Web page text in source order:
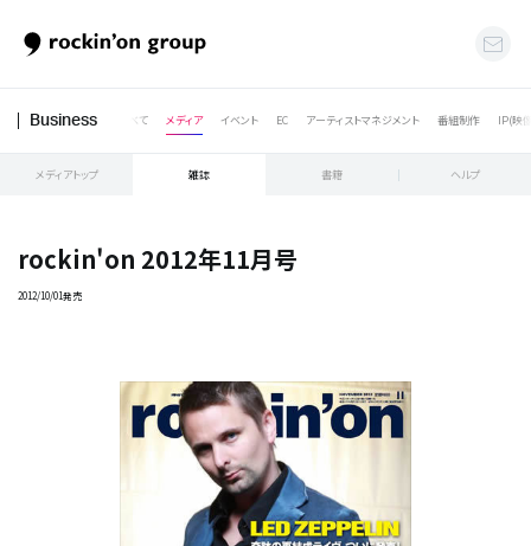
Business すべて メディア イベント EC アーティストマネジメント 番組制作 IP(映
メディアトップ 雑誌 書籍 ヘルプ
rockin'on 2012年11月号
2012/10/01発売